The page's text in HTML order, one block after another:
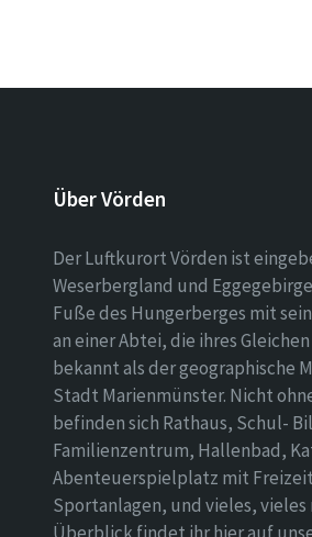
Über Vörden
Der Luftkurort Vörden ist
Weserbergland und
Fuße des Hungerberges mit
an einer Abtei, die ihres
bekannt als der geographische
Stadt Marienmünster. Nicht
befinden sich Rathaus, Schul-
Familienzentrum, Hallenbad,
Abenteuerspielplatz mit
Sportanlagen, und vieles, vieles